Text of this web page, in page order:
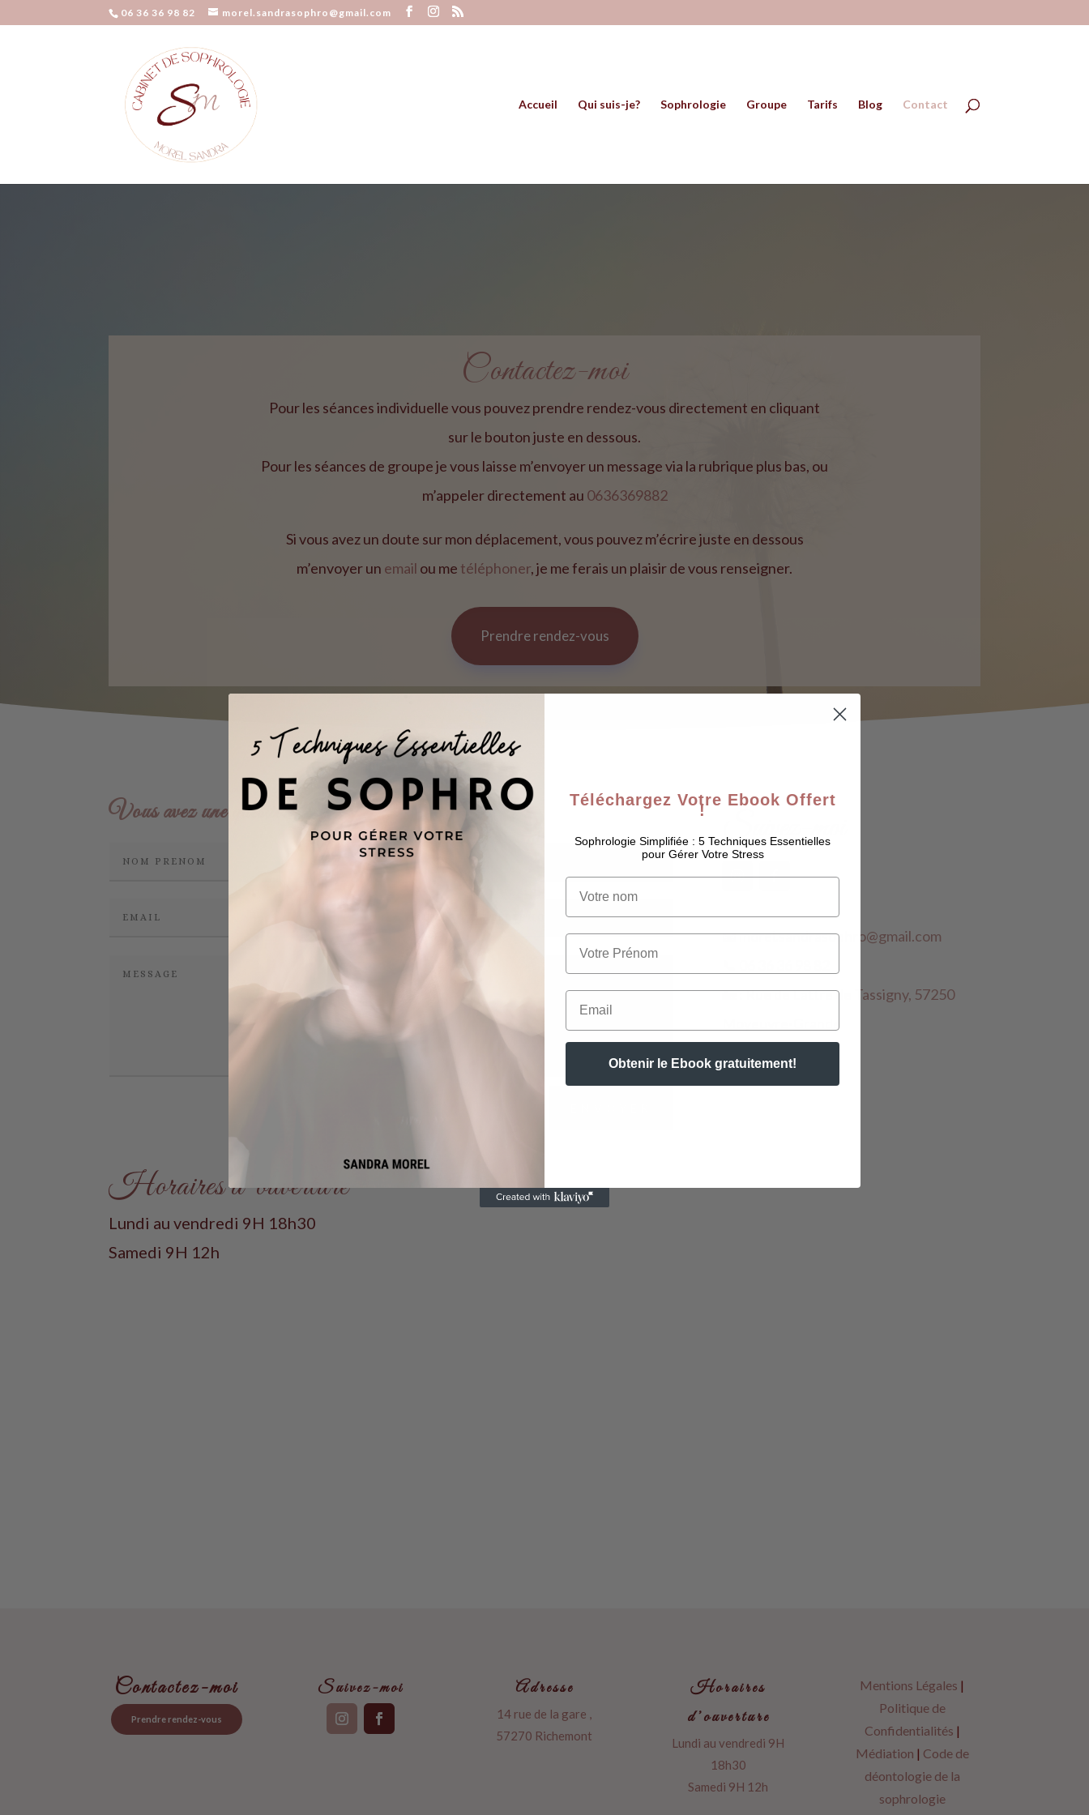
06 36 36 98 82 morel.sandrasophro@gmail.com
Accueil Qui suis-je? Sophrologie Groupe Tarifs Blog Contact
Contactez-moi
Pour les séances individuelle vous pouvez prendre rendez-vous directement en cliquant
sur le bouton juste en dessous.
Pour les séances de groupe je vous laisse m’envoyer un message via la rubrique plus bas, ou
m’appeler directement au 0636369882
Si vous avez un doute sur mon déplacement, vous pouvez m’écrire juste en dessous
m’envoyer un email ou me téléphoner, je me ferais un plaisir de vous renseigner.
Prendre rendez-vous
Vous avez une question ? Suivez-moi
📧morel.sandrasophro@gmail.com
🏡 : Rue de Lattre de Tassigny, 57250
Moyeuvre-Grande
Horaires d’ouverture
Lundi au vendredi 9H 18h30
Samedi 9H 12h
Contactez-moi
Prendre rendez-vous
Suivez-moi Adresse
14 rue de la gare ,
57270 Richemont
Horaires
d’ouverture
Lundi au vendredi 9H
18h30
Samedi 9H 12h
Mentions Légales |
Politique de
Confidentialités |
Médiation | Code de
déontologie de la
sophrologie
Téléchargez Votre Ebook Offert
!
Sophrologie Simplifiée : 5 Techniques Essentielles
pour Gérer Votre Stress
Nom
Prénom
Email
Obtenir le Ebook gratuitement!